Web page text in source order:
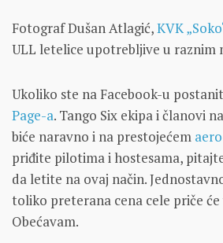
Fotograf Dušan Atlagić,KVK
ULL letelice upotrebljive u raznim
Ukoliko ste na Facebook-u
Page-a. Tango Six ekipa i članovi
biće naravno i na prestojećem
priđite pilotima i hostesama,
da letite na ovaj način.
toliko preterana cena cele priče će
Obećavam.